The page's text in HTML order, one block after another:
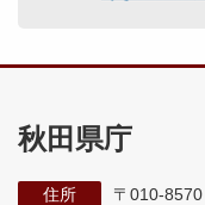
秋田県庁
住所
〒010-